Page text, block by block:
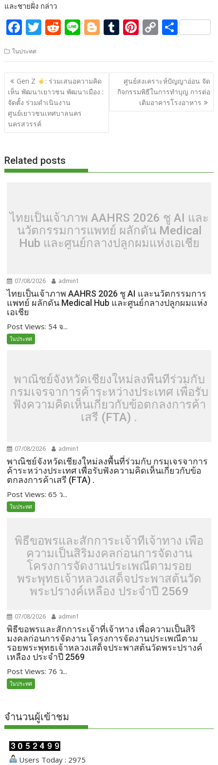
และชายฝั่ง กล่าว
F
e
b
o
o
k
T
itt
er
R
d
di
t
Li
e
Bl
g
g
er
T
m
bl
r
Pi
er
e
st
C
p
y
Li
n
S
ar
e
ในประทศ
แนะแนว
เรื่อง
Gen Z
: ร่วมเสนอความคิด
เห็น พัฒนาเยาวชน พัฒนาเมือง :
จัดตั้ง ร่วมดำเนินงาน
ศูนย์เยาวชนเทศบาลนคร
นครสวรรค์
ศูนย์สงเคราะห์ปัญญาอ่อน จัด
กิจกรรมพิธีในการทำบุญ การต่อ
เติมอาคารโรงอาหาร
Related posts
ไทยเป็นเจ้าภาพ AAHRS 2026 ชู AI และ
นวัตกรรมการแพทย์ ผลักดัน Medical
Hub และศูนย์กลางปลูกผมแห่งเอเชีย
07/08/2026 admin1
ไทยเป็นเจ้าภาพ AAHRS 2026 ชู AI และนวัตกรรมการ
แพทย์ ผลักดัน Medical Hub และศูนย์กลางปลูกผมแห่ง
เอเชีย
Post Views: 54 จ...
ในประทศ
พาณิชย์จังหวัดเชียงใหม่ลงพื้นที่ร่วมกับ
กรมเจรจาการค้าระหว่างประเทศ เพื่อรับ
ฟังความคิดเห็นเกี่ยวกับข้อตกลงการค้า
เสรี (FTA) .
07/08/2026 admin1
พาณิชย์จังหวัดเชียงใหม่ลงพื้นที่ร่วมกับ กรมเจรจาการ
ค้าระหว่างประเทศ เพื่อรับฟังความคิดเห็นเกี่ยวกับข้อ
ตกลงการค้าเสรี (FTA) .
Post Views: 65 ว...
ในประทศ
พิธีขอพรและสักการะเจ้าที่เจ้าทาง เพื่อ
ความเป็นสิริมงคลก่อนการจัดงาน
โครงการจัดงานประเพณีตามรอย
พระพุทธเจ้าหลวงเสด็จประพาสต้นวัด
พระปรางค์เหลือง ประจำปี 2569
07/08/2026 admin1
พิธีขอพรและสักการะเจ้าที่เจ้าทาง เพื่อความเป็นสิริ
มงคลก่อนการจัดงาน โครงการจัดงานประเพณีตาม
รอยพระพุทธเจ้าหลวงเสด็จประพาสต้นวัดพระปรางค์
เหลือง ประจำปี 2569
Post Views: 76 ว...
ในประทศ
จำนวนผู้เข้าชม
Users Today : 2975